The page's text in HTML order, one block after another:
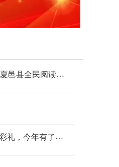
邑县全民阅读活
礼，今年有了新